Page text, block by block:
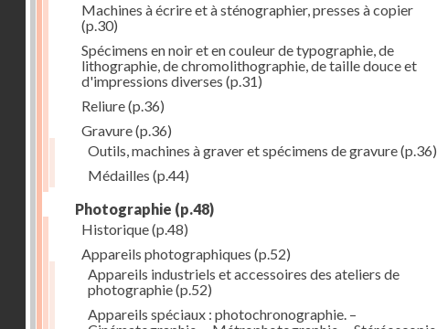
Machines à écrire et à sténographier, presses à copier
(p.30)
Spécimens en noir et en couleur de typographie, de
lithographie, de chromolithographie, de taille douce et
d'impressions diverses (p.31)
Reliure(p.36)
Gravure(p.36)
Outils, machines à graver et spécimens de gravure(p.36)
Médailles (p.44)
Photographie (p.48)
Historique(p.48)
Appareils photographiques (p.52)
Appareils industriels et accessoires des ateliers de
photographie(p.52)
Appareils spéciaux : photochronographie. –